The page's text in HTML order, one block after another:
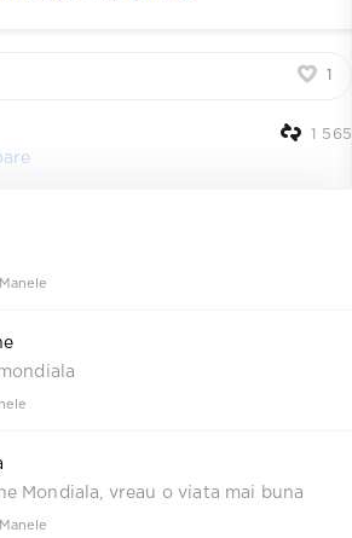
1
1 565
Manele
Mondiala, vreau o viata mai buna
Manele